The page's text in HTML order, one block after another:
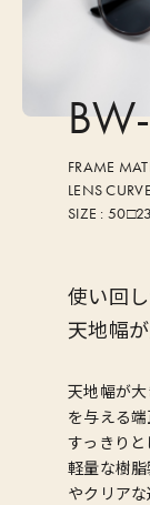
FRAME
LENS
SIZE :
使い回
天地幅
天地幅が
を与える端
すっきり
軽量な樹
やクリア